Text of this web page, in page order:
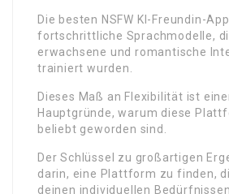
Die besten NSFW KI-Freundin-
fortschrittliche Sprachmodelle,
erwachsene und romantische
trainiert wurden.
Dieses Maß an Flexibilität ist
Hauptgründe, warum diese
beliebt geworden sind.
Der Schlüssel zu großartigen
darin, eine Plattform zu finden,
deinen individuellen